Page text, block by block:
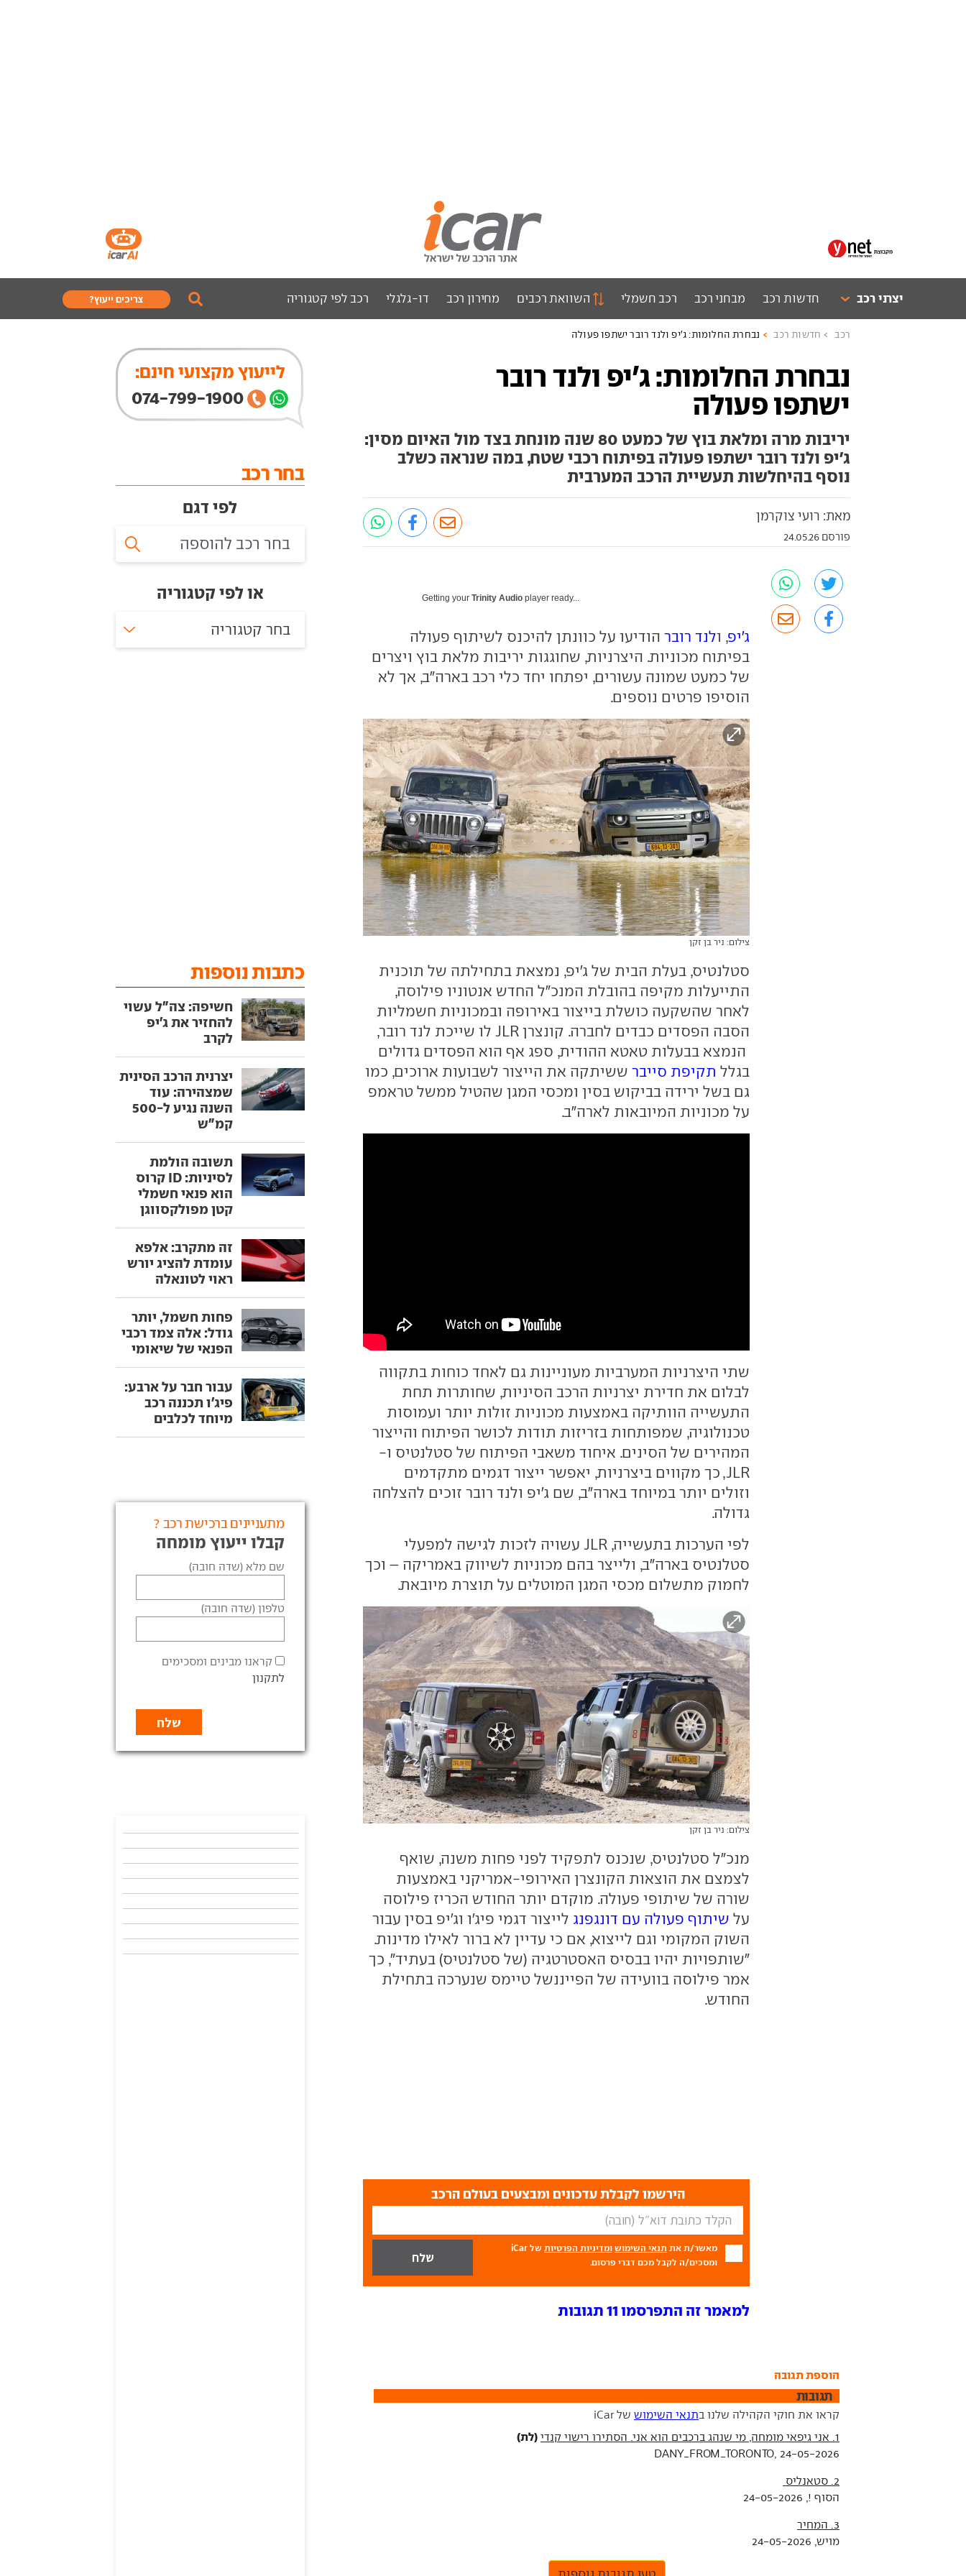
יצרני רכב חדשות רכב מבחני רכב רכב חשמלי השוואת רכבים מחירון רכב דו-גלגלי רכב לפי קטגוריה צריכים ייעוץ?
רכב חדשות רכב נבחרת החלומות: ג'יפ ולנד רובר ישתפו פעולה
נבחרת החלומות: ג'יפ ולנד רובר
ישתפו פעולה
יריבות מרה ומלאת בוץ של כמעט 80 שנה מונחת בצד מול האיום מסין:
ג'יפ ולנד רובר ישתפו פעולה בפיתוח רכבי שטח, במה שנראה כשלב
נוסף בהיחלשות תעשיית הרכב המערבית
מאת: רועי צוקרמן
פורסם 24.05.26
Getting yourTrinity Audio player ready...
ג'יפ, ולנד רובר הודיעו על כוונתן להיכנס לשיתוף פעולה
בפיתוח מכוניות. היצרניות, שחוגגות יריבות מלאת בוץ ויצרים
של כמעט שמונה עשורים, יפתחו יחד כלי רכב בארה"ב, אך לא
הוסיפו פרטים נוספים.
צילום: ניר בן זקן
סטלנטיס, בעלת הבית של ג'יפ, נמצאת בתחילתה של תוכנית
התייעלות מקיפה בהובלת המנכ"ל החדש אנטוניו פילוסה,
לאחר שהשקעה כושלת בייצור באירופה ובמכוניות חשמליות
הסבה הפסדים כבדים לחברה. קונצרן JLR לו שייכת לנד רובר,
הנמצא בבעלות טאטא ההודית, ספג אף הוא הפסדים גדולים
בגלל תקיפת סייבר ששיתקה את הייצור לשבועות ארוכים, כמו
גם בשל ירידה בביקוש בסין ומכסי המגן שהטיל ממשל טראמפ
על מכוניות המיובאות לארה"ב.
שתי היצרניות המערביות מעוניינות גם לאחד כוחות בתקווה
לבלום את חדירת יצרניות הרכב הסיניות, שחותרות תחת
התעשייה הוותיקה באמצעות מכוניות זולות יותר ועמוסות
טכנולוגיה, שמפותחות בזריזות תודות לכושר הפיתוח והייצור
המהירים של הסינים. איחוד משאבי הפיתוח של סטלנטיס ו-
JLR, כך מקווים ביצרניות, יאפשר ייצור דגמים מתקדמים
וזולים יותר במיוחד בארה"ב, שם ג'יפ ולנד רובר זוכים להצלחה
גדולה.
לפי הערכות בתעשייה, JLR עשויה לזכות לגישה למפעלי
סטלנטיס בארה"ב, ולייצר בהם מכוניות לשיווק באמריקה – וכך
לחמוק מתשלום מכסי המגן המוטלים על תוצרת מיובאת.
צילום: ניר בן זקן
מנכ"ל סטלנטיס, שנכנס לתפקיד לפני פחות משנה, שואף
לצמצם את הוצאות הקונצרן האירופי-אמריקני באמצעות
שורה של שיתופי פעולה. מוקדם יותר החודש הכריז פילוסה
על שיתוף פעולה עם דונגפנג לייצור דגמי פיג'ו וג'יפ בסין עבור
השוק המקומי וגם לייצוא, אם כי עדיין לא ברור לאילו מדינות.
"שותפויות יהיו בבסיס האסטרטגיה (של סטלנטיס) בעתיד", כך
אמר פילוסה בוועידה של הפייננשל טיימס שנערכה בתחילת
החודש.
הירשמו לקבלת עדכונים ומבצעים בעולם הרכב
מאשר/ת את תנאי השימוש ומדיניות הפרטיות
של iCar
ומסכים/ה לקבל מכם דברי פרסום.
למאמר זה התפרסמו 11 תגובות
הוספת תגובה
תגובות
קראו את חוקי הקהילה שלנו בתנאי השימוש של iCar
1. אני גיפאי מומחה, מי שנהג ברכבים הוא אני. הסתירו רישוי קנדי
(לת)
DANY_FROM_TORONTO, 24-05-2026
2. סטאנליס
הסוף !, 24-05-2026
3. המחיר
מויש, 24-05-2026
לייעוץ מקצועי חינם:
074-799-1900
בחר רכב
לפי דגם
או לפי קטגוריה
בחר קטגוריה
כתבות נוספות
חשיפה: צה"ל עשוי
להחזיר את ג'יפ
לקרב
יצרנית הרכב הסינית
שמצהירה: עוד
השנה נגיע ל-500
קמ"ש
תשובה הולמת
לסיניות: ID קרוס
הוא פנאי חשמלי
קטן מפולקסווגן
זה מתקרב: אלפא
עומדת להציג יורש
ראוי לטונאלה
פחות חשמל, יותר
גודל: אלה צמד רכבי
הפנאי של שיאומי
עבור חבר על ארבע:
פיג'ו תכננה רכב
מיוחד לכלבים
מתעניינים ברכישת רכב ?
קבלו ייעוץ מומחה
שם מלא (שדה חובה)
טלפון (שדה חובה)
קראנו מבינים ומסכימים
לתקנון